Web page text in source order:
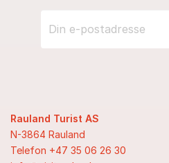
Rauland Turist AS
N-3864 Rauland
Telefon +47 35 06 26 30